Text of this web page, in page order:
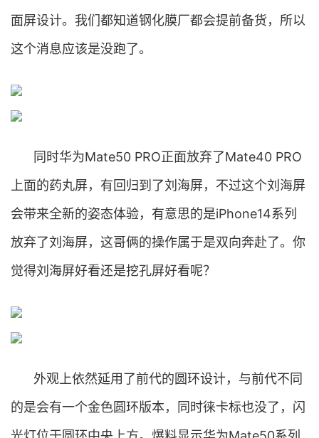
面屏设计。我们都知道钢化膜厂都会提前备货，所以
这个消息应该是没跑了。
同时华为Mate50 PRO正面放弃了Mate40 PRO
上面的药丸屏，有回归到了刘海屏，不过这个刘海屏
会带来全新的姿态体验，有意思的是iPhone14系列
放弃了刘海屏，这哥俩的操作属于是双向奔赴了。你
觉得刘海屏好看还是挖孔屏好看呢？
外观上依然延用了前代的圆环设计，与前代不同
的是会有一个金色圆环版本，同时徕卡标也没了，闪